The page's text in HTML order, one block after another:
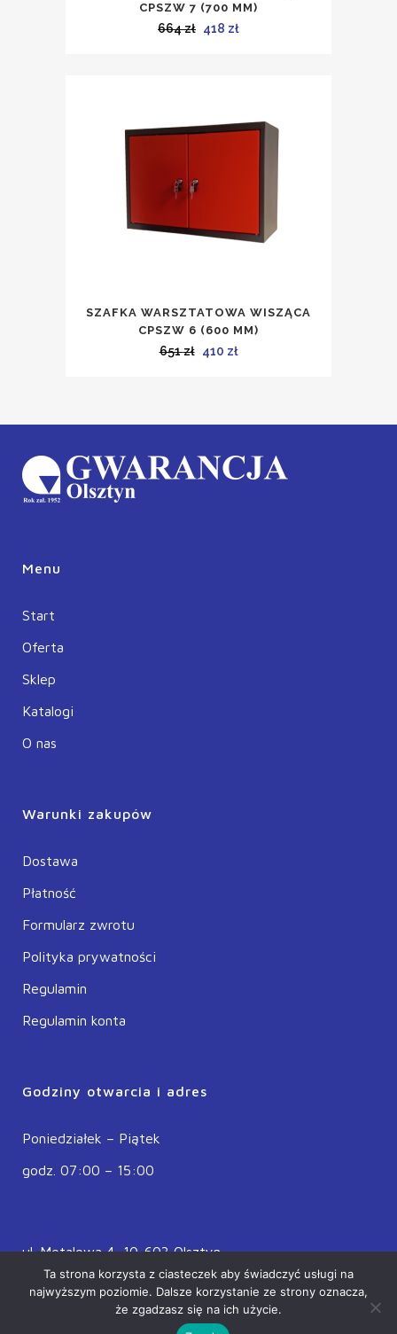
CPSZW 7 (700 MM)
664zł Pierwotna
418 złAktualna
SZAFKA WARSZTATOWA WISZĄCA
CPSZW 6 (600 MM)
651zł Pierwotna
410 złAktualna
Menu
Start
Oferta
Sklep
Katalogi
O nas
Warunki zakupów
Dostawa
Płatność
Formularz zwrotu
Polityka prywatności
Regulamin
Regulamin konta
Godziny otwarcia i adres
Poniedziałek – Piątek
godz. 07:00 – 15:00
ul. Metalowa 4, 10-603 Olsztyn
POLSKA
Ta strona korzysta z ciasteczek aby świadczyć usługi na
najwyższym poziomie. Dalsze korzystanie ze strony oznacza,
że zgadzasz się na ich użycie.